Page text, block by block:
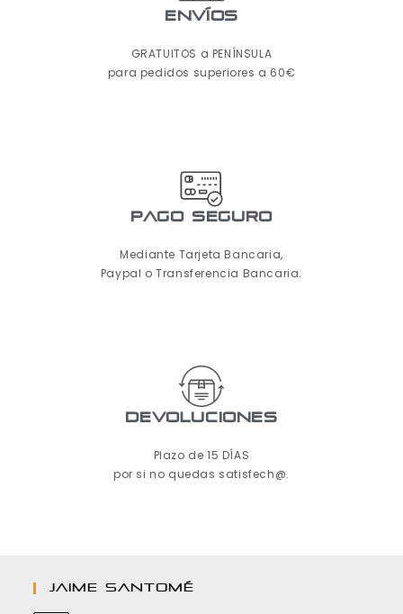
ENVÍOS
GRATUITOS a PENÍNSULA
para pedidos superiores a 60€
pago seguro
Mediante Tarjeta Bancaria,
Paypal o Transferencia Bancaria.
Devoluciones
Plazo de 15 DÍAS
por si no quedas satisfech@.
JAIME SANTOMÉ